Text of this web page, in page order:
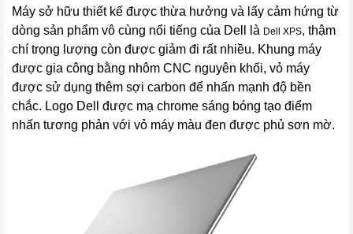
Máy sở hữu thiết kế được thừa hưởng và lấy cảm hứng từ
dòng sản phẩm vô cùng nổi tiếng của Dell là Dell XPS, thậm
chí trọng lượng còn được giảm đi rất nhiều. Khung máy
được gia công bằng nhôm CNC nguyên khối, vỏ máy
được sử dụng thêm sợi carbon để nhấn mạnh độ bền
chắc. Logo Dell được mạ chrome sáng bóng tạo điểm
nhấn tương phản với vỏ máy màu đen được phủ sơn mờ.